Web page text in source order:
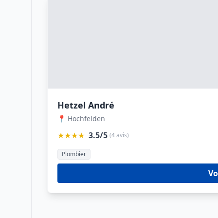
Hetzel André
📍 Hochfelden
★★★★ 3.5/5 (4 avis)
Plombier